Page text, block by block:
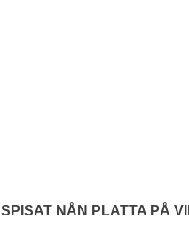
SPISAT NÅN PLATTA PÅ